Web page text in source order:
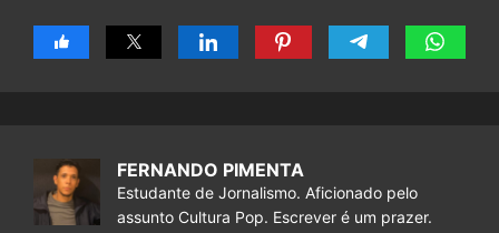
FERNANDO PIMENTA
Estudante de Jornalismo. Aficionado pelo
assunto Cultura Pop. Escrever é um prazer.